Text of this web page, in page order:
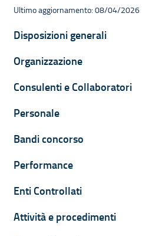
Ultimo aggiornamento: 08/04/2026
Navigazione
Disposizioni generali
Organizzazione
Consulenti e Collaboratori
Personale
Bandi concorso
Performance
Enti Controllati
Attività e procedimenti